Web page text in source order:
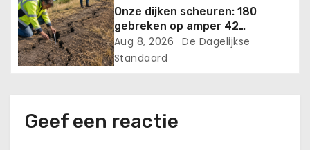
Onze dijken scheuren: 180
gebreken op amper 42
kilometer in Zuid-Holland!.
Aug 8, 2026
De Dagelijkse
Standaard
Geef een reactie